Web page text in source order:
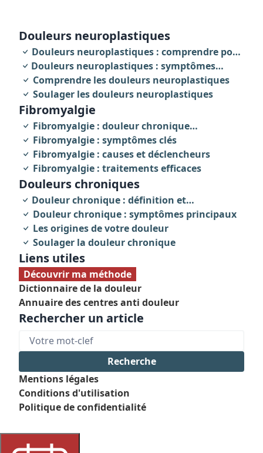
Douleurs chroniques
Douleur chronique : définition et
caractéristiques
Douleur chronique : symptômes principaux
Les origines de votre douleur
Soulager la douleur chronique
fibromyalgie
Fibromyalgie : douleur chronique
invalidante
Fibromyalgie : symptômes clés
Fibromyalgie : causes et déclencheurs
Fibromyalgie : traitements efficaces
douleurs neuroplastiques
Douleurs neuroplastiques : comprendre pour
agir
Douleurs neuroplastiques : symptômes
révélateurs
Comprendre les douleurs neuroplastiques
Soulager les douleurs neuroplastiques
Rechercher un article
Liens utiles
Découvrir ma méthode
Dictionnaire de la douleur
Annuaire des centres anti douleur
Mentions légales
Conditions d'utilisation
Politique de confidentialité